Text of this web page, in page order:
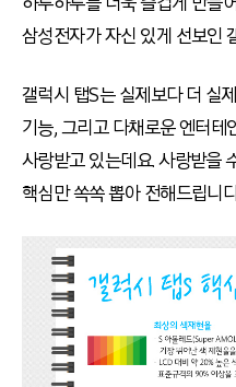
삼성전자가 자신 있게 선보인
갤럭시 탭S는 실제보다 더 실
기능, 그리고 다채로운 엔터테
사랑받고 있는데요. 사랑받을
핵심만 쏙쏙 뽑아 전해드립니